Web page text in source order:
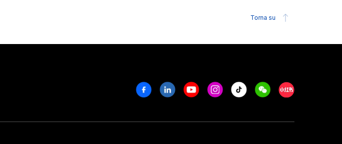
Torna su
FacebookLinkedinYoutubeInstagram
Tiktok WeechatXiaohongshu/